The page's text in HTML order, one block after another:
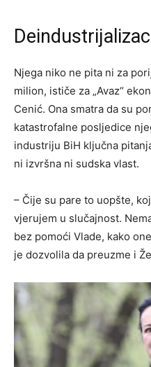
Njega niko ne pita ni za
milion, ističe za „Avaz“
Cenić. Ona smatra da su
katastrofalne posljedice
industriju BiH ključna
ni izvršna ni sudska vlast.
– Čije su pare to uopšte,
vjerujem u slučajnost.
bez pomoći Vlade, kako
je dozvolila da preuzme i